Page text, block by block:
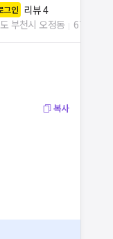
그인 리뷰4
부천시 오정동
674m
복사